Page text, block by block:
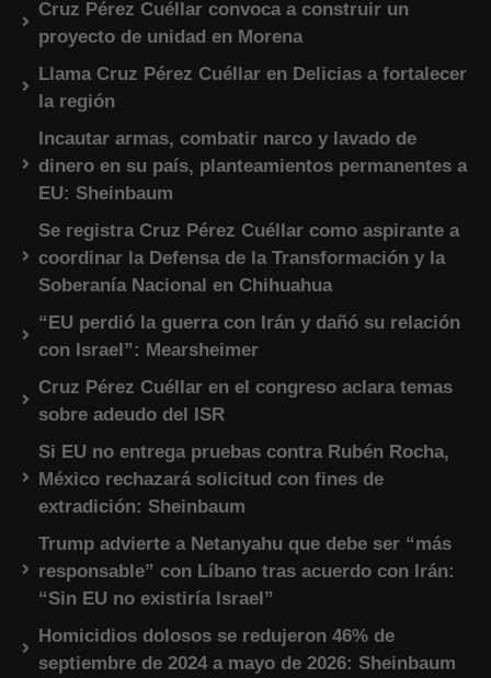
Cruz Pérez Cuéllar convoca a construir un
proyecto de unidad en Morena
Llama Cruz Pérez Cuéllar en Delicias a fortalecer
la región
Incautar armas, combatir narco y lavado de
dinero en su país, planteamientos permanentes a
EU: Sheinbaum
Se registra Cruz Pérez Cuéllar como aspirante a
coordinar la Defensa de la Transformación y la
Soberanía Nacional en Chihuahua
“EU perdió la guerra con Irán y dañó su relación
con Israel”: Mearsheimer
Cruz Pérez Cuéllar en el congreso aclara temas
sobre adeudo del ISR
Si EU no entrega pruebas contra Rubén Rocha,
México rechazará solicitud con fines de
extradición: Sheinbaum
Trump advierte a Netanyahu que debe ser “más
responsable” con Líbano tras acuerdo con Irán:
“Sin EU no existiría Israel”
Homicidios dolosos se redujeron 46% de
septiembre de 2024 a mayo de 2026: Sheinbaum